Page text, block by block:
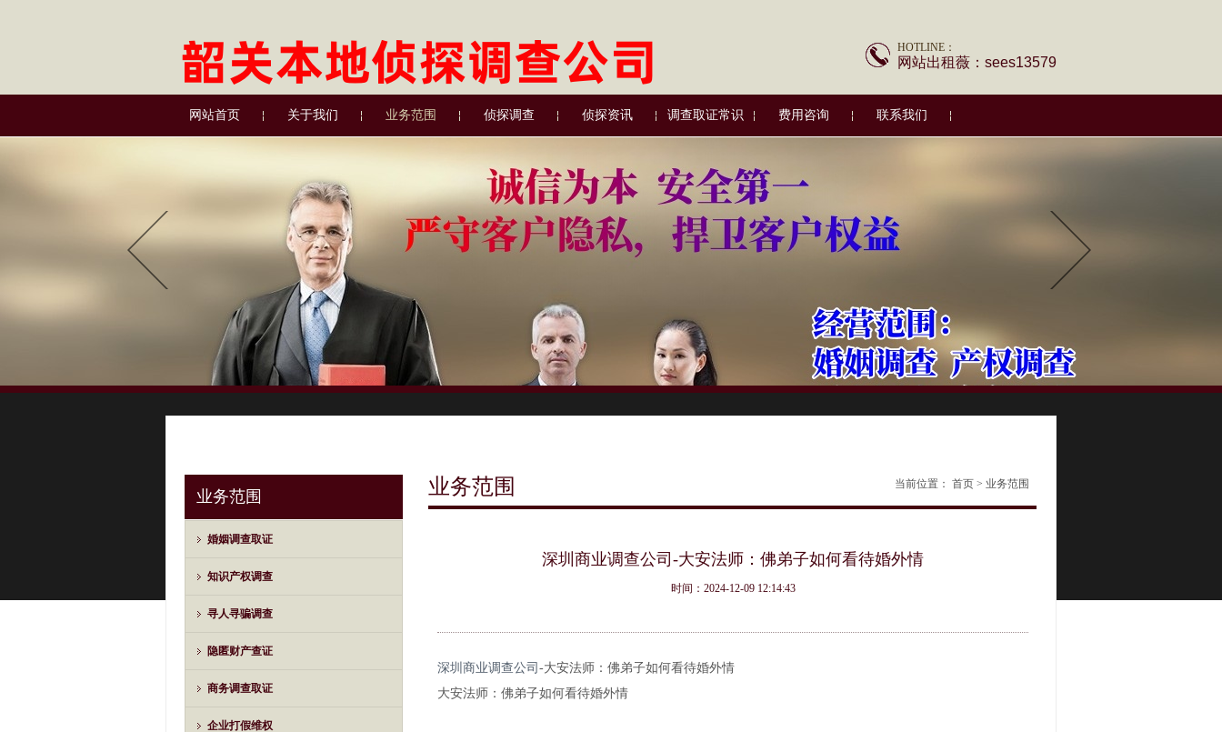
HOTLINE：
网站出租薇：sees13579
网站首页 关于我们 业务范围 侦探调查 侦探资讯 调查取证常识 费用咨询 联系我们
业务范围
婚姻调查取证
知识产权调查
寻人寻骗调查
隐匿财产查证
商务调查取证
企业打假维权
业务范围 当前位置：首页 >业务范围
深圳商业调查公司-大安法师：佛弟子如何看待婚外情
时间：2024-12-09 12:14:43
深圳商业调查公司 -大安法师：佛弟子如何看待婚外情
大安法师：佛弟子如何看待婚外情